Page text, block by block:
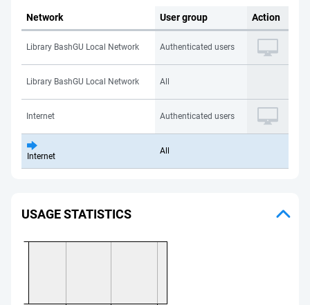
Network User group Action
Library BashGU Local Network Authenticated users
Library BashGU Local Network All
Internet Authenticated users
Internet
All
USAGE STATISTICS